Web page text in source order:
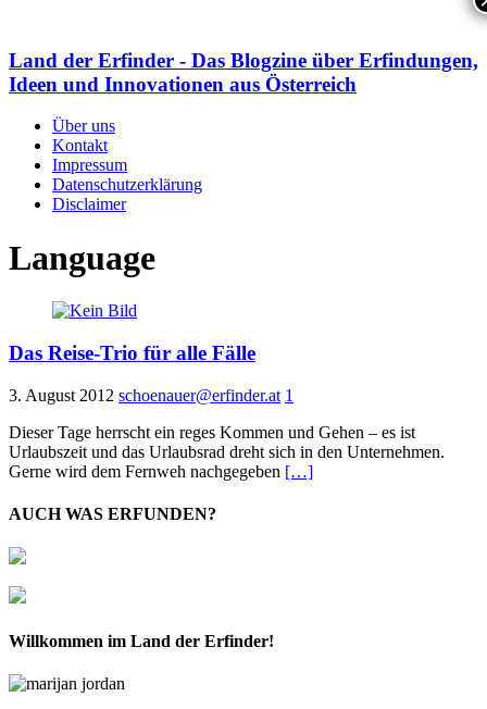
Land der Erfinder - Das Blogzine über Erfindungen,
Ideen und Innovationen aus Österreich
Über uns
Kontakt
Impressum
Datenschutzerklärung
Disclaimer
Language
Das Reise-Trio für alle Fälle
3. August 2012 schoenauer@erfinder.at 1
Dieser Tage herrscht ein reges Kommen und Gehen – es ist
Urlaubszeit und das Urlaubsrad dreht sich in den Unternehmen.
Gerne wird dem Fernweh nachgegeben […]
AUCH WAS ERFUNDEN?
Willkommen im Land der Erfinder!